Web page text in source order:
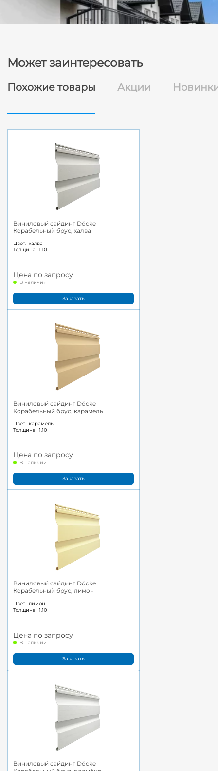
Может заинтересовать
Похожие товары Акции
Виниловый сайдинг Döcke
Корабельный брус, халва
Цвет: халва
Толщина: 1.10
Цена по запросу
В наличии
Заказать
Виниловый сайдинг Döcke
Корабельный брус, карамель
Цвет: карамель
Толщина: 1.10
Цена по запросу
В наличии
Заказать
Виниловый сайдинг Döcke
Корабельный брус, лимон
Цвет: лимон
Толщина: 1.10
Цена по запросу
В наличии
Заказать
Виниловый сайдинг Döcke